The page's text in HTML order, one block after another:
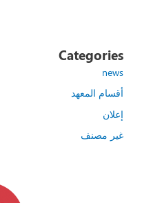
Categories
news
أقسام المعهد
إعلان
غير مصنف